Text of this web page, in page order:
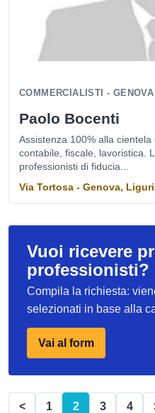
COMMERCIALISTI - GENOVA
Paolo Bocenti
Assistenza 100% alla cientela
contabile, fiscale, lavoristica.
professionisti di fiducia...
Via Tortosa - Genova,
Vuoi ricevere
professionisti?
Compila la richiesta:
selezionati in base alla
Vai al form
< 1 2 3 4